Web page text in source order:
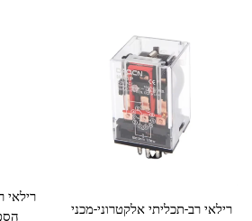
רילאי רב-תכליתי אלקטרוני-מכני